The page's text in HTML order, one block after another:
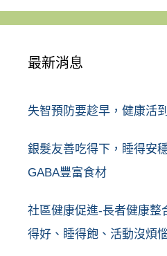
最新消息
失智預防要趁早，健康活
銀髮友善吃得下，睡得安
GABA豐富食材
社區健康促進-長者健康整
得好、睡得飽、活動沒煩